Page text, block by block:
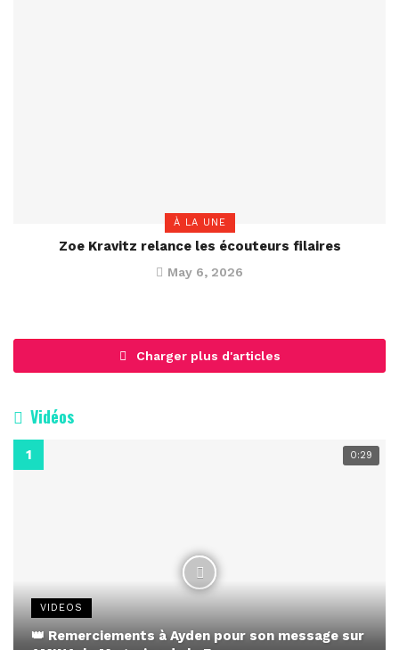
À LA UNE
Zoe Kravitz relance les écouteurs filaires
May 6, 2026
Charger plus d'articles
Vidéos
0:29
VIDEOS
👑 Remerciements à Ayden pour son message sur